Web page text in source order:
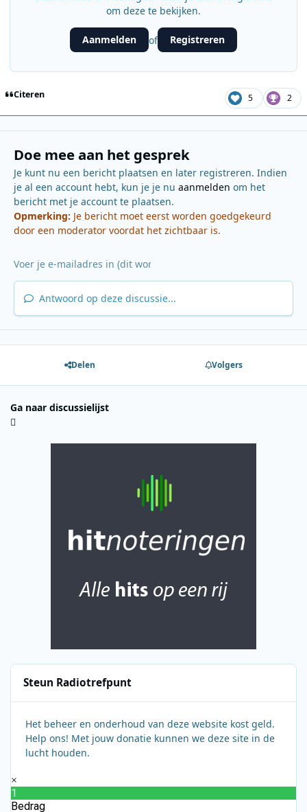
om deze te bekijken.
Aanmelden of Registreren
Citeren 5 2
Doe mee aan het gesprek
Je kunt nu een bericht plaatsen en later registreren. Indien
je al een account hebt, kun je je nu aanmelden om het
bericht met je account te plaatsen.
Opmerking: Je bericht moet eerst worden goedgekeurd
door een moderator voordat het zichtbaar is.
Antwoord op deze discussie...
Delen Volgers
Ga naar discussielijst
Steun Radiotrefpunt
Het beheer en onderhoud van deze website kost geld.
Help ons! Met jouw donatie kunnen we deze site in de
lucht houden.